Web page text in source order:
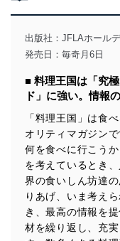
用目的を明確に
達成に必要な範囲
得・利用・提供を
個人情報は、同意
みを確実にする
ます。また、目
措置を講じます。
法令遵守
当社は、個人情報
その他の規範を
に、これらの法
す。
個人情報の安全管
出版社： JFLAホール
発売日：毎奇月6日
■ 料理王国は「究
ド」に強い。情報
「料理王国」は食
オリティマガジン
何を食べに行こう
を考えているとき
界の食いしん坊達
りあげ、いま考え
き、最高の情報を
材を繰り返し、充